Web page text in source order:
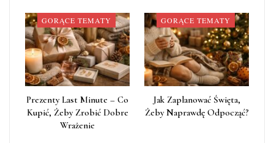
GORĄCE TEMATY
Prezenty Last Minute – Co
Kupić, Żeby Zrobić Dobre
Wrażenie
GORĄCE TEMATY
Jak Zaplanować Święta,
Żeby Naprawdę Odpocząć?